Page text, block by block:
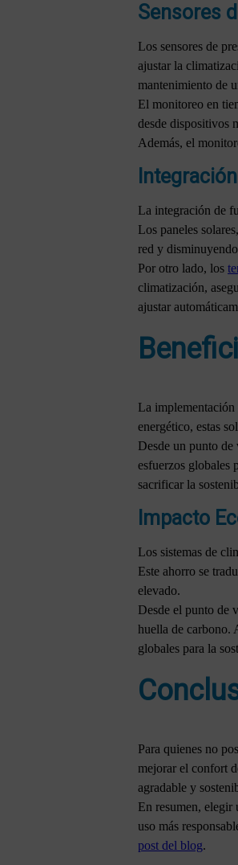
Sensores
Los sensores de
ajustar la
mantenimiento de
El monitoreo en
desde dispositivos
Además, el
La integración de
Los paneles
red y
Por otro lado, los
climatización,
ajustar
La
energético, estas
Desde un punto
esfuerzos globales
sacrificar la
Impacto
Los sistemas de
Este ahorro se
elevado.
Desde el punto de
huella de carbono.
globales para la
Para quienes no
mejorar el confort
agradable y
En resumen, elegir
uso más
post del blog.